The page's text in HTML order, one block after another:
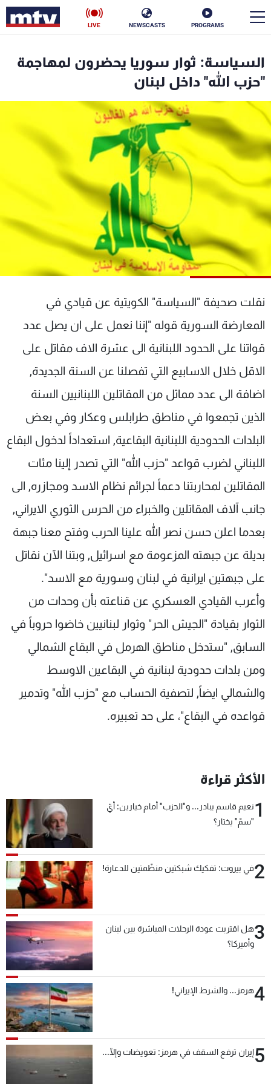
PROGRAMS
NEWSCASTS
LIVE
السياسة: ثوار سوريا يحضرون لمهاجمة
"حزب الله" داخل لبنان
نقلت صحيفة "السياسة" الكويتية عن قيادي في
المعارضة السورية قوله "إننا نعمل على ان يصل عدد
قواتنا على الحدود اللبنانية الى عشرة الاف مقاتل على
الاقل خلال الاسابيع التي تفصلنا عن السنة الجديدة,
اضافة الى عدد مماثل من المقاتلين اللبنانيين السنة
الذين تجمعوا في مناطق طرابلس وعكار وفي بعض
البلدات الحدودية اللبنانية البقاعية, استعداداً لدخول البقاع
اللبناني لضرب قواعد "حزب الله" التي تصدر إلينا مئات
المقاتلين لمحاربتنا دعماً لجرائم نظام الاسد ومجازره, الى
جانب آلاف المقاتلين والخبراء من الحرس الثوري الايراني,
بعدما اعلن حسن نصر الله علينا الحرب وفتح معنا جبهة
بديلة عن جبهته المزعومة مع اسرائيل, وبتنا الآن نقاتل
على جبهتين ايرانية في لبنان وسورية مع الاسد".
وأعرب القيادي العسكري عن قناعته بأن وحدات من
الثوار بقيادة "الجيش الحر" وثوار لبنانيين خاضوا حروباً في
السابق, "ستدخل مناطق الهرمل في البقاع الشمالي
ومن بلدات حدودية لبنانية في البقاعين الاوسط
والشمالي ايضاً, لتصفية الحساب مع "حزب الله" وتدمير
قواعده في البقاع"، على حد تعبيره.
الأكثر قراءة
1نعيم قاسم يبادر... و"الحزب" أمام خيارين: أيّ
"سمّ" يختار؟
2في بيروت: تفكيك شبكتين منظّمتين للدعارة!
3هل اقتربت عودة الرحلات المباشرة بين لبنان
وأميركا؟
4هرمز... والشرط الإيراني!
5إيران ترفع السقف في هرمز: تعويضات وإلّا...
الأخبار
سياسة ناس
إقتصاد فن
كأس العالم
البرامج
جدول البرامج
الترددات
الإنـتـاج
لاعلاناتكم
تواصل معنا
شروط الإسـتخدام
سياسة الخصوصية